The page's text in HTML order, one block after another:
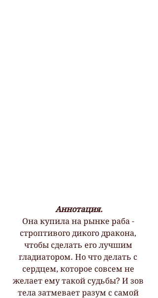
Аннотация.
Она купила на рынке раба -
строптивого дикого дракона,
чтобы сделать его лучшим
гладиатором. Но что делать с
сердцем, которое совсем не
желает ему такой судьбы? И зов
тела затмевает разум с самой